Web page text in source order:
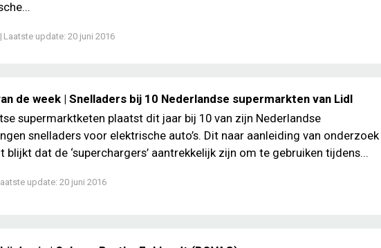
| Laatste update: 20 juni 2016
de week | Snelladers bij 10 Nederlandse supermarkten van Lidl
supermarktketen plaatst dit jaar bij 10 van zijn Nederlandse
snelladers voor elektrische auto’s. Dit naar aanleiding van onderzoek
blijkt dat de ‘superchargers’ aantrekkelijk zijn om te gebruiken tijdens...
update: 20 juni 2016